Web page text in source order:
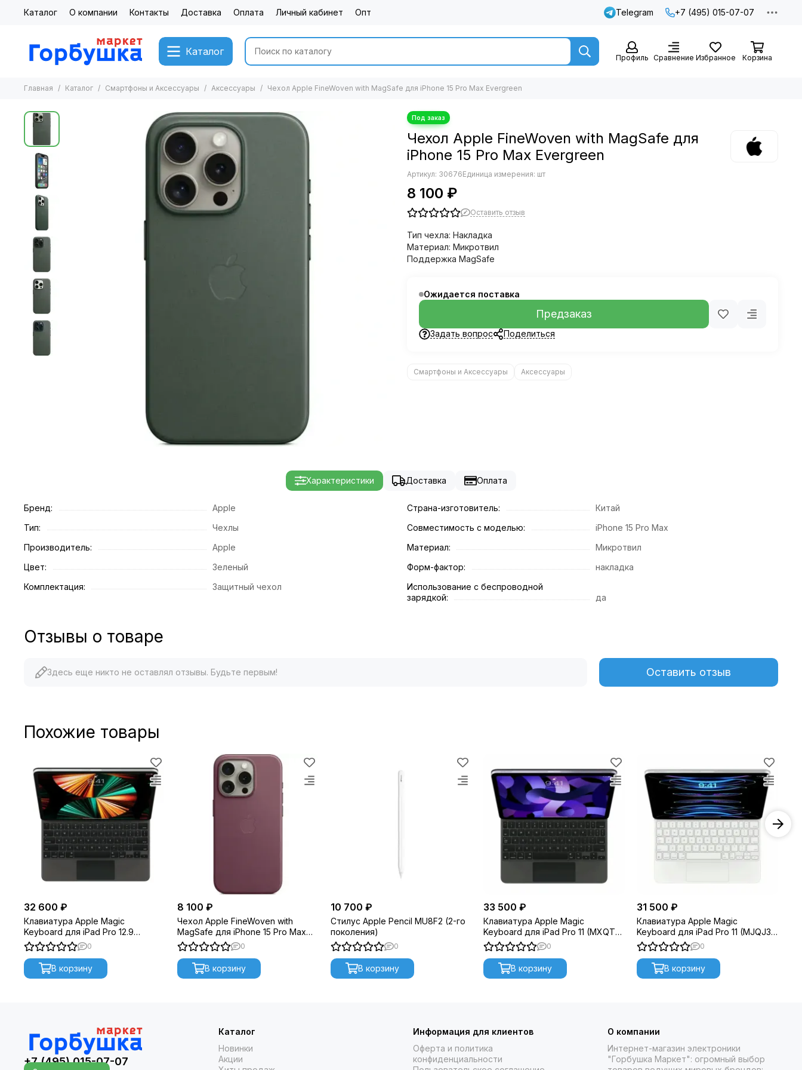
Каталог О компании Контакты Доставка Оплата Личный кабинет Опт Telegram +7 (495) 015-07-07
Каталог
Профиль Сравнение Избранное Корзина
Главная Каталог Смартфоны и Аксессуары Аксессуары Чехол Apple FineWoven with MagSafe для iPhone 15 Pro Max Evergreen
Чехол Apple FineWoven with MagSafe для
iPhone 15 Pro Max Evergreen
Артикул: 30676Единица измерения: шт
8 100 ₽
Оставить отзыв
Тип чехла: Накладка
Материал: Микротвил
Поддержка MagSafe
Ожидается поставка
Предзаказ
Задать вопрос Поделиться
Смартфоны и Аксессуары Аксессуары
Характеристики Доставка Оплата
Бренд:
Apple
Тип:
Чехлы
Производитель:
Apple
Цвет:
Зеленый
Комплектация:
Защитный чехол
Страна-изготовитель:
Китай
Совместимость c моделью:
iPhone 15 Pro Max
Материал:
Микротвил
Форм-фактор:
накладка
Использование с беспроводной
зарядкой:
да
Отзывы о товаре
Здесь еще никто не оставлял отзывы. Будьте первым! Оставить отзыв
Похожие товары
32 600 ₽
Клавиатура Apple Magic
Keyboard для iPad Pro 12.9
(MJQK3) Black 0
В корзину
8 100 ₽
Чехол Apple FineWoven with
MagSafe для iPhone 15 Pro Max
Mulberry
0
В корзину
10 700 ₽
Стилус Apple Pencil MU8F2 (2-го
поколения)
0
В корзину
33 500 ₽
Клавиатура Apple Magic
Keyboard для iPad Pro 11 (MXQT2)
Black
0
В корзину
31 500 ₽
Клавиатура Apple Magic
Keyboard для iPad Pro 11 (MJQJ3)
White
0
В корзину
+7 (495) 015-07-07
Каталог
Новинки
Акции
Информация для клиентов
Оферта и политика
конфиденциальности
О компании
Интернет-магазин электроники
"Горбушка Маркет": огромный выбор